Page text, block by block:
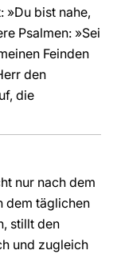
»Du bist nahe,
Psalmen: »Sei
Feinden
den
die
nur nach dem
dem täglichen
stillt den
und zugleich